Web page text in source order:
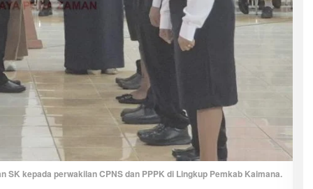
SK kepada perwakilan CPNS dan PPPK di Lingkup Pemkab Kaimana.